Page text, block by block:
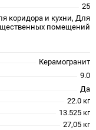
25
коридора и кухни, Для
помещений
Керамогранит
9.0
Да
22.0 кг
13.525 кг
27,05 кг